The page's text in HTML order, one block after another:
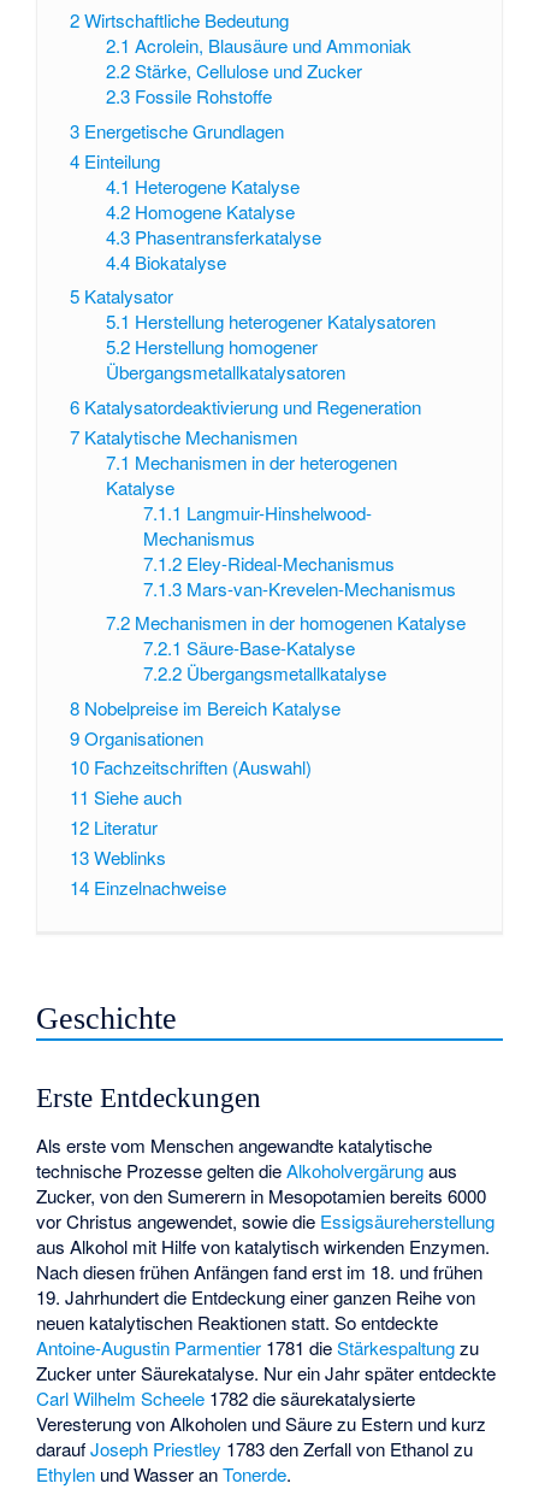
2Wirtschaftliche Bedeutung
2.1 Acrolein, Blausäure und Ammoniak
2.2 Stärke, Cellulose und Zucker
2.3 Fossile Rohstoffe
3 Energetische Grundlagen
4 Einteilung
4.1 Heterogene Katalyse
4.2 Homogene Katalyse
4.3 Phasentransferkatalyse
4.4 Biokatalyse
5 Katalysator
5.1 Herstellung heterogener Katalysatoren
5.2 Herstellung homogener
Übergangsmetallkatalysatoren
6 Katalysatordeaktivierung und Regeneration
7 Katalytische Mechanismen
7.1 Mechanismen in der heterogenen
Katalyse
7.1.1 Langmuir-Hinshelwood-
Mechanismus
7.1.2 Eley-Rideal-Mechanismus
7.1.3 Mars-van-Krevelen-Mechanismus
7.2 Mechanismen in der homogenen Katalyse
7.2.1 Säure-Base-Katalyse
7.2.2 Übergangsmetallkatalyse
8 Nobelpreise im Bereich Katalyse
9Organisationen
10 Fachzeitschriften (Auswahl)
11 Siehe auch
12 Literatur
13Weblinks
14 Einzelnachweise
Geschichte
Erste Entdeckungen
Als erste vom Menschen angewandte katalytische
technische Prozessegelten dieAlkoholvergärungaus
Zucker, von den Sumerern in Mesopotamien bereits 6000
vor Christus angewendet, sowie die Essigsäureherstellung
aus Alkohol mit Hilfe von katalytisch wirkenden Enzymen.
Nach diesen frühen Anfängen fand erst im 18. und frühen
19. Jahrhundert die Entdeckung einer ganzen Reihe von
neuen katalytischen Reaktionen statt. So entdeckte
Antoine-Augustin Parmentier 1781 dieStärkespaltungzu
Zucker unter Säurekatalyse. Nur ein Jahr später entdeckte
Carl Wilhelm Scheele 1782 die säurekatalysierte
Veresterung von Alkoholen und Säure zu Estern und kurz
daraufJoseph Priestley 1783 den Zerfall von Ethanol zu
Ethylen und Wasser anTonerde.